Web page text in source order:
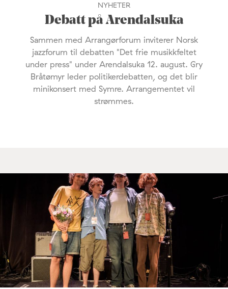
NYHETER
Debatt på Arendalsuka
Sammen med Arrangørforum inviterer Norsk
jazzforum til debatten "Det frie musikkfeltet
under press" under Arendalsuka 12. august. Gry
Bråtømyr leder politikerdebatten, og det blir
minikonsert med Symre. Arrangementet vil
strømmes.